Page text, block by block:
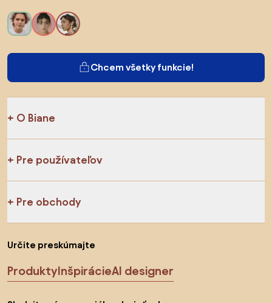
Chcem všetky funkcie!
O Biane
Pre používateľov
Pre obchody
Určite preskúmajte
ProduktyInšpirácieAI designer